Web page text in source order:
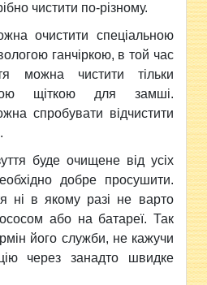
чистити по-різному.
очистити спеціальною
ганчіркою, в той час
можна чистити тільки
щіткою для замші.
спробувати відчистити
буде очищене від усіх
добре просушити.
ні в якому разі не варто
або на батареї. Так
його служби, не кажучи
через занадто швидке